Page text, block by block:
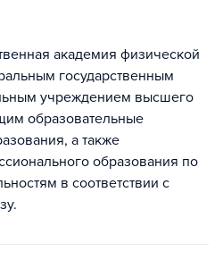
академия физической
государственным
учреждением высшего
образовательные
а также
образования по
в соответствии с